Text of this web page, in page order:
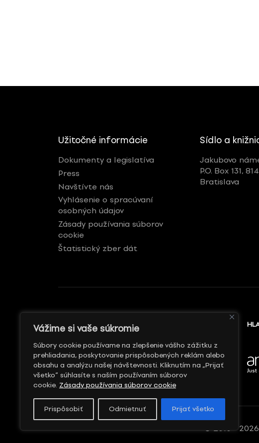
Vážime si vaše súkromie
Súbory cookie používame na zlepšenie vášho zážitku z
prehliadania, poskytovanie prispôsobených reklám alebo
obsahu a analýzu našej návštevnosti. Kliknutím na „Prijať
všetko“ súhlasíte s naším používaním súborov
cookie. Zásady používania súborov cookie
Prispôsobiť Odmietnuť Prijať všetko
Užitočné informácie
Dokumenty a legislatíva
Press
Navštívte nás
Vyhlásenie o spracúvaní
osobných údajov
Zásady používania súborov
cookie
Štatistický zber dát
Sídlo a
Jakubovo
P.O. Box 131,
Bratislava
GENERÁLNY REKLAMNÝ
© 2010 -